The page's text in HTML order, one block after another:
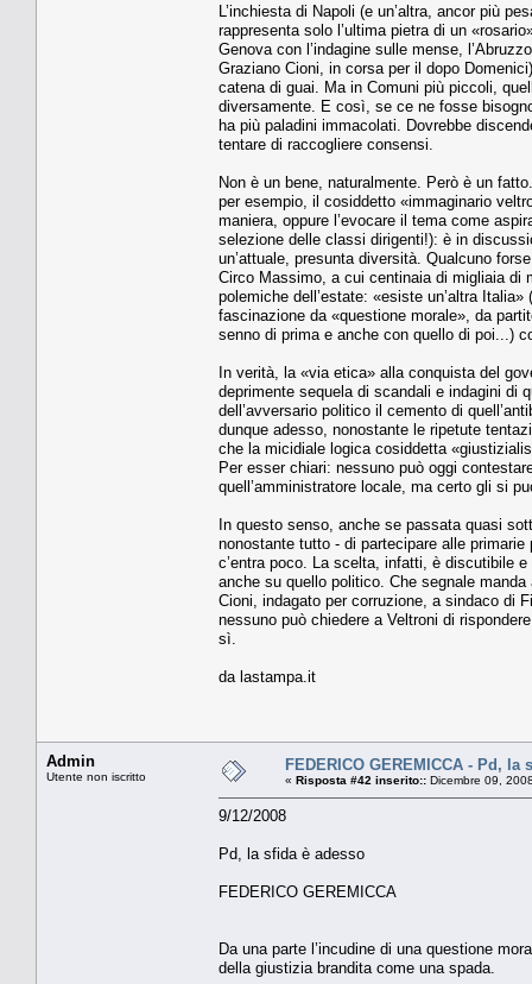
L’inchiesta di Napoli (e un’altra, ancor più
rappresenta solo l’ultima pietra di un
Genova con l’indagine sulle mense,
Graziano Cioni, in corsa per il dopo
catena di guai. Ma in Comuni più piccoli,
diversamente. E così, se ce ne fosse
ha più paladini immacolati. Dovrebbe
tentare di raccogliere consensi.
Non è un bene, naturalmente. Però è un
per esempio, il cosiddetto «immaginario
maniera, oppure l’evocare il tema come
selezione delle classi dirigenti!): è in
un’attuale, presunta diversità. Qualcuno
Circo Massimo, a cui centinaia di migliaia di
polemiche dell’estate: «esiste un’altra
fascinazione da «questione morale», da
senno di prima e anche con quello di poi...)
In verità, la «via etica» alla conquista del
deprimente sequela di scandali e indagini di
dell’avversario politico il cemento di
dunque adesso, nonostante le ripetute
che la micidiale logica cosiddetta
Per esser chiari: nessuno può oggi
quell’amministratore locale, ma certo gli si
In questo senso, anche se passata quasi
nonostante tutto - di partecipare alle
c’entra poco. La scelta, infatti, è discutibile
anche su quello politico. Che segnale
Cioni, indagato per corruzione, a sindaco di
nessuno può chiedere a Veltroni di
sì.
da lastampa.it
Admin
Utente non iscritto
FEDERICO GEREMICCA - Pd, la
« Risposta #42 inserito:: Dicembre 09,
9/12/2008
Pd, la sfida è adesso
FEDERICO GEREMICCA
Da una parte l’incudine di una questione
della giustizia brandita come una spada.